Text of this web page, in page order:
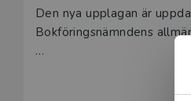
Den nya upplagan är
Bokföringsnämndens